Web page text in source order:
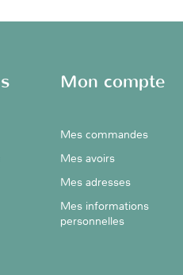
Mon compte
Mes commandes
Mes avoirs
Mes adresses
Mes informations
personnelles